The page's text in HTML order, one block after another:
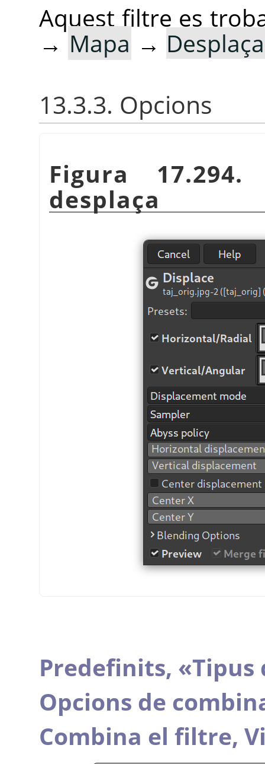
Aquest filtre es
→ Mapa →
13.3.3. Opcions
Figura
desplaça
Predefinits, «Tipus
Opcions de
Combina el filtre,